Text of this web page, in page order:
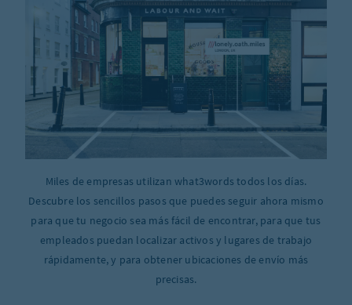
Miles de empresas utilizan what3words todos los días.
Descubre los sencillos pasos que puedes seguir ahora mismo
para que tu negocio sea más fácil de encontrar, para que tus
empleados puedan localizar activos y lugares de trabajo
rápidamente, y para obtener ubicaciones de envío más
precisas.